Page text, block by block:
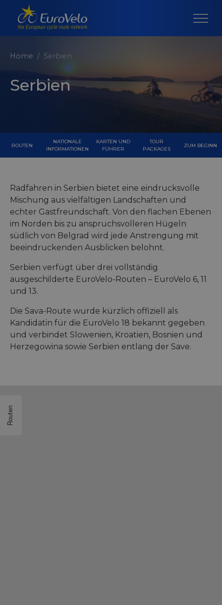
Home Serbien
Serbien
ROUTEN
NATIONALE
INFORMATIONEN
KARTEN UND
FÜHRER
TOUR
PACKAGES
ZUM BEGINN
Radfahren in Serbien bietet eine eindrucksvolle
Mischung aus vielfältigen Landschaften und
echter Gastfreundschaft. Von den flachen Ebenen
im Norden bis zu anspruchsvolleren Hügeln
südlich von Belgrad wird jede Anstrengung mit
beeindruckenden Ausblicken belohnt.
Serbien verfügt über drei vollständig
ausgeschilderte EuroVelo-Routen – EuroVelo 6, 11
und 13.
Die Sava-Route wurde kürzlich offiziell als
Kandidatin für die EuroVelo 18 bekannt gegeben
und verbindet Slowenien, Kroatien, Bosnien und
Herzegowina sowie Serbien entlang der Save.
Routen